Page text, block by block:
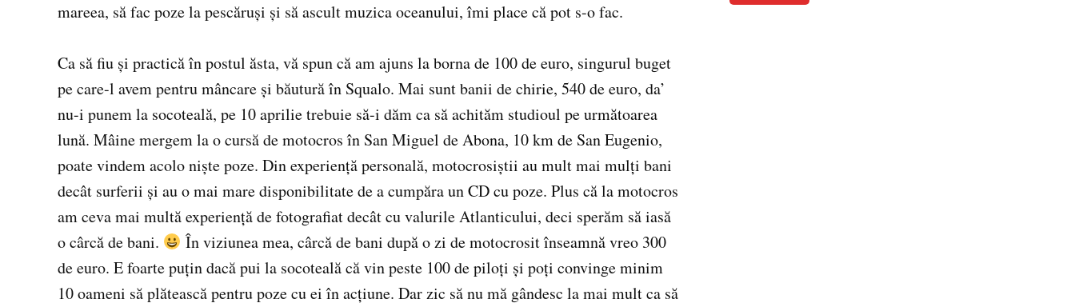
mareea, să fac poze la pescăruşi şi să ascult muzica oceanului, îmi place că pot s-o fac.
Ca să fiu şi practică în postul ăsta, vă spun că am ajuns la borna de 100 de euro, singurul buget
pe care-l avem pentru mâncare şi băutură în Squalo. Mai sunt banii de chirie, 540 de euro, da’
nu-i punem la socoteală, pe 10 aprilie trebuie să-i dăm ca să achităm studioul pe următoarea
lună. Mâine mergem la o cursă de motocros în San Miguel de Abona, 10 km de San Eugenio,
poate vindem acolo nişte poze. Din experienţă personală, motocrosiştii au mult mai mulţi bani
decât surferii şi au o mai mare disponibilitate de a cumpăra un CD cu poze. Plus că la motocros
am ceva mai multă experienţă de fotografiat decât cu valurile Atlanticului, deci sperăm să iasă
o cârcă de bani.
În viziunea mea, cârcă de bani după o zi de motocrosit înseamnă vreo 300
de euro. E foarte puţin dacă pui la socoteală că vin peste 100 de piloţi şi poţi convinge minim
10 oameni să plătească pentru poze cu ei în acţiune. Dar zic să nu mă gândesc la mai mult ca să